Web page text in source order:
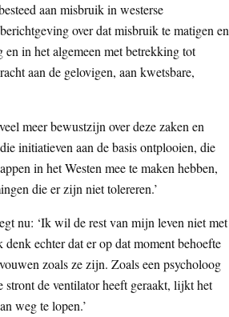
aan misbruik in westerse
over dat misbruik te matigen en
in het algemeen met betrekking tot
aan de gelovigen, aan kwetsbare,
meer bewustzijn over deze zaken en
initiatieven aan de basis ontplooien, die
in het Westen mee te maken hebben,
die er zijn niet tolereren.’
nu: ‘Ik wil de rest van mijn leven niet met
echter dat er op dat moment behoefte
zoals ze zijn. Zoals een psycholoog
de ventilator heeft geraakt, lijkt het
weg te lopen.’